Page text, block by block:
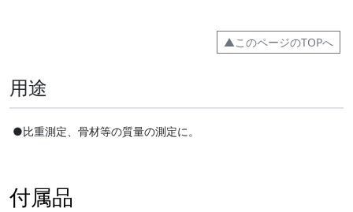
▲このページのTOPへ
用途
●比重測定、骨材等の質量の測定に。
付属品